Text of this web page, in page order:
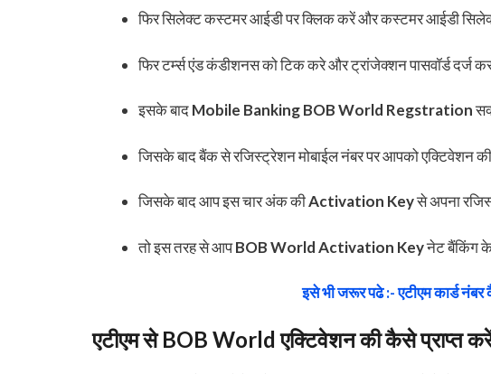
फिर सिलेक्ट कस्टमर आईडी पर क्लिक करें और कस्टमर आईडी
फिर टर्म्स एंड कंडीशनस को टिक करे और ट्रांजेक्शन पासवॉर्ड दर्ज
इसके बादMobile Banking BOB World Regstration
जिसके बाद बैंक से रजिस्ट्रेशन मोबाईल नंबर पर आपको एक्टिवेशन की
जिसके बाद आप इस चार अंक कीActivation Keyसे अपना
तो इस तरह से आपBOB World Activation Keyनेट बैंकिंग के
इसे भी जरूर पढे :- एटीएम कार्ड
एटीएम से BOB World एक्टिवेशन की कैसे प्राप्त